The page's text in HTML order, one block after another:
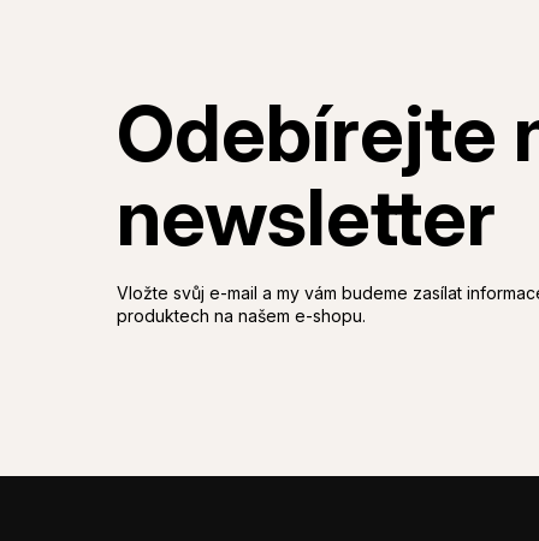
Vložte svůj e-mail a my vám budeme zasílat
produktech na našem e-shopu.